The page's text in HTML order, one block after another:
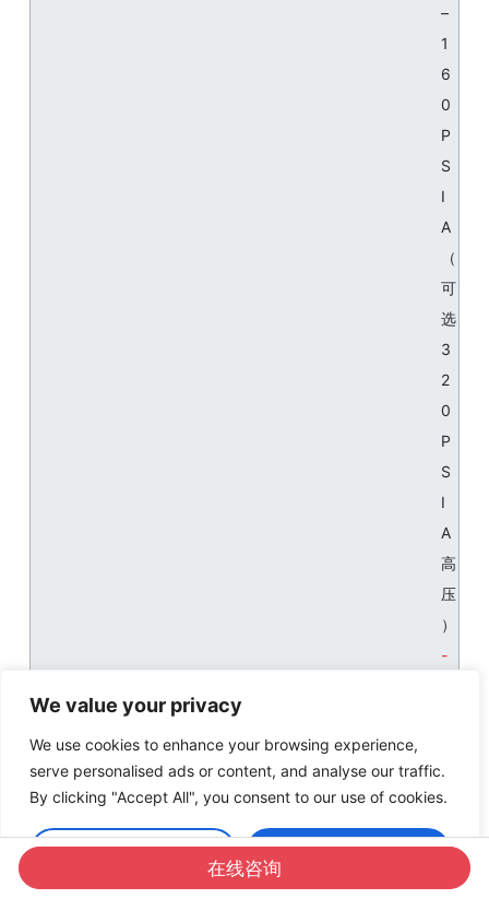
We value your privacy
We use cookies to enhance your browsing experience,
serve personalised ads or content, and analyse our traffic.
By clicking "Accept All", you consent to our use of cookies.
Customise Accept All
–
1
6
0
P
S
I
A
（
可
选
3
2
0
P
S
I
A
高
压
）
±
读
数
在线咨询